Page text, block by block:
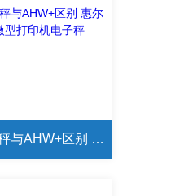
台衡AHW-6kg电子秤与AHW+区别 惠尔邦AHW-6kg可接微型打印机电子秤